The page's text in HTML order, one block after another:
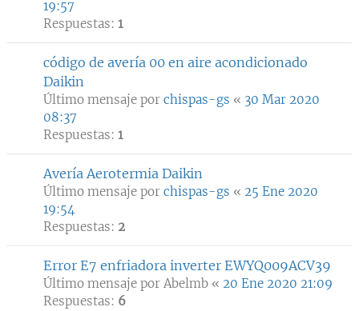
19:57
Respuestas: 1
código de avería 00 en aire acondicionado
Daikin
Último mensaje por chispas-gs « 30 Mar 2020
08:37
Respuestas: 1
Avería Aerotermia Daikin
Último mensaje por chispas-gs « 25 Ene 2020
19:54
Respuestas: 2
Error E7 enfriadora inverter EWYQ009ACV39
Último mensaje por Abelmb « 20 Ene 2020 21:09
Respuestas: 6